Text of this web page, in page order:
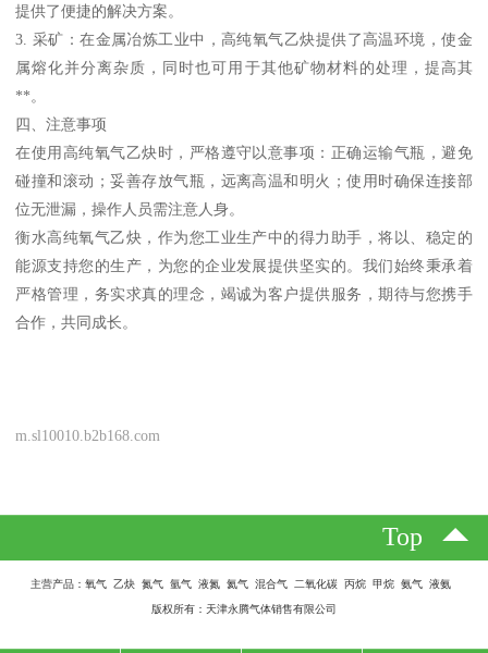
提供了便捷的解决方案。
3. 采矿：在金属冶炼工业中，高纯氧气乙炔提供了高温环境，使金
属熔化并分离杂质，同时也可用于其他矿物材料的处理，提高其
**。
四、注意事项
在使用高纯氧气乙炔时，严格遵守以意事项：正确运输气瓶，避免
碰撞和滚动；妥善存放气瓶，远离高温和明火；使用时确保连接部
位无泄漏，操作人员需注意人身。
衡水高纯氧气乙炔，作为您工业生产中的得力助手，将以、稳定的
能源支持您的生产，为您的企业发展提供坚实的。我们始终秉承着
严格管理，务实求真的理念，竭诚为客户提供服务，期待与您携手
合作，共同成长。
m.sl10010.b2b168.com
Top
主营产品：氧气 乙炔 氮气 氩气 液氮 氦气 混合气 二氧化碳 丙烷 甲烷 氨气 液氨
版权所有：天津永腾气体销售有限公司